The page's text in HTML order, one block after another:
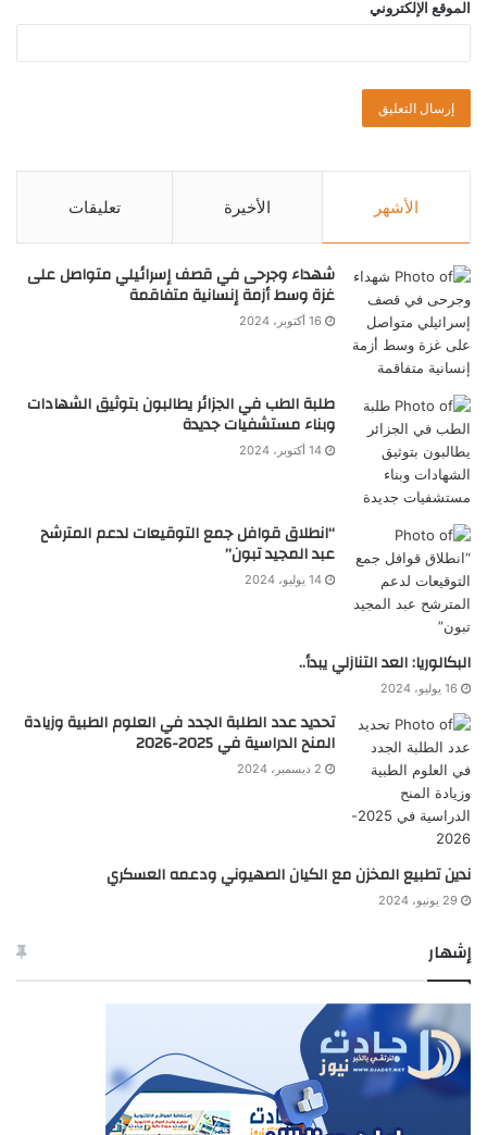
الموقع الإلكتروني
الأشهر الأخيرة تعليقات
شهداء وجرحى في قصف إسرائيلي متواصل على
غزة وسط أزمة إنسانية متفاقمة
16 أكتوبر، 2024
طلبة الطب في الجزائر يطالبون بتوثيق الشهادات
وبناء مستشفيات جديدة
14 أكتوبر، 2024
“انطلاق قوافل جمع التوقيعات لدعم المترشح
عبد المجيد تبون”
14 يوليو، 2024
البكالوريا: العد التنازلي يبدأ..
16 يوليو، 2024
تحديد عدد الطلبة الجدد في العلوم الطبية وزيادة
المنح الدراسية في 2025-2026
2 ديسمبر، 2024
ندين تطبيع المخزن مع الكيان الصهيوني ودعمه العسكري
29 يونيو، 2024
إشهار